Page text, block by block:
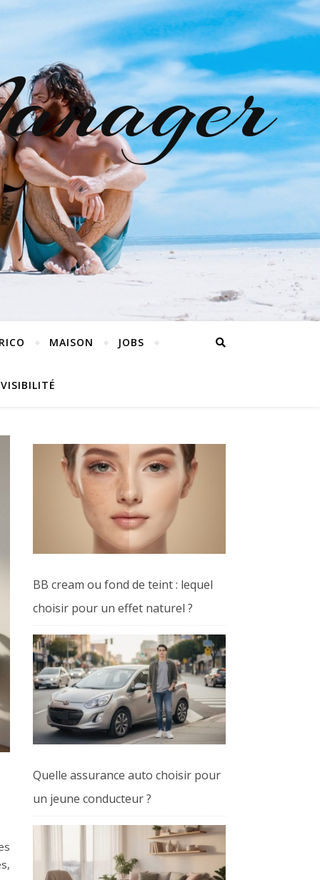
MAISON JOBS
VISIBILITÉ
BB cream ou fond de teint : lequel
choisir pour un effet naturel ?
Quelle assurance auto choisir pour
un jeune conducteur ?